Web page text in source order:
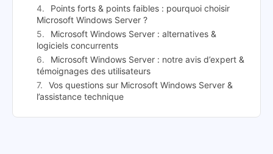
Points forts & points faibles : pourquoi choisir
Microsoft Windows Server ?
Microsoft Windows Server : alternatives &
logiciels concurrents
Microsoft Windows Server : notre avis d’expert &
témoignages des utilisateurs
Vos questions sur Microsoft Windows Server &
l’assistance technique